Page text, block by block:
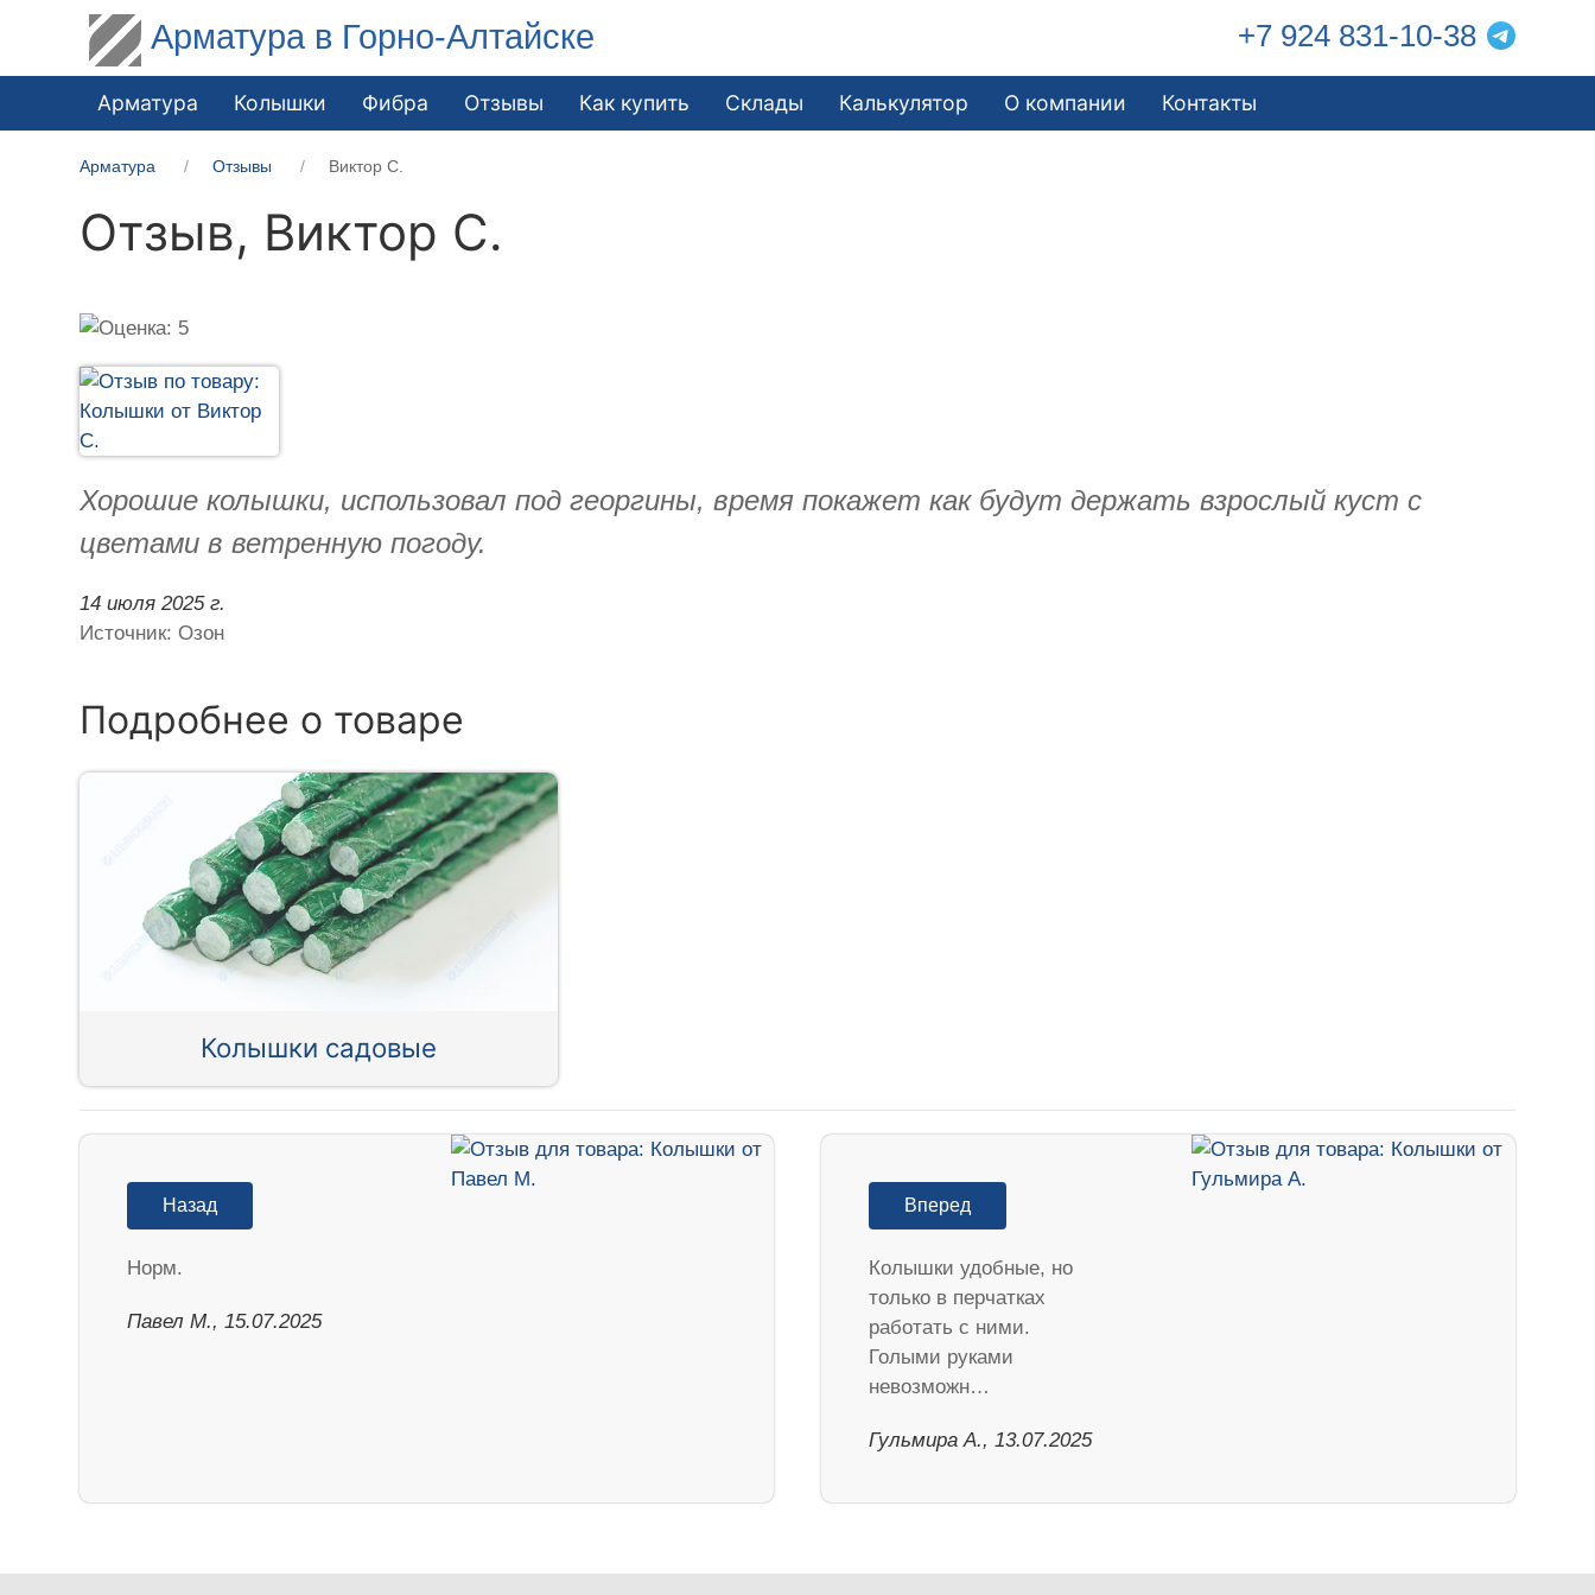
Арматура в Горно-Алтайске +7 924 831-10-38
Арматура Колышки Фибра Отзывы Как купить Склады Калькулятор О компании Контакты
Арматура Отзывы Виктор С.
Отзыв, Виктор С.
Хорошие колышки, использовал под георгины, время покажет как будут держать взрослый куст с
цветами в ветренную погоду.
14 июля 2025 г.
Источник: Озон
Подробнее о товаре
Колышки садовые
Назад
Норм.
Павел М., 15.07.2025
Вперед
Колышки удобные, но
только в перчатках
работать с ними.
Голыми руками
невозможн…
Гульмира А., 13.07.2025